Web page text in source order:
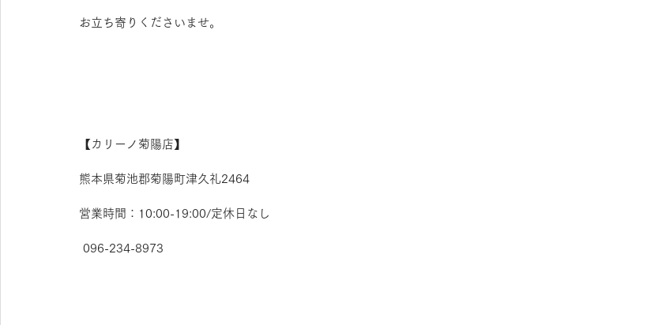
お立ち寄りくださいませ。
【​カリーノ菊陽店】
熊本県菊池郡菊陽町津久礼2464
営業時間：10:00-19:00/定休日なし
096-234-8973